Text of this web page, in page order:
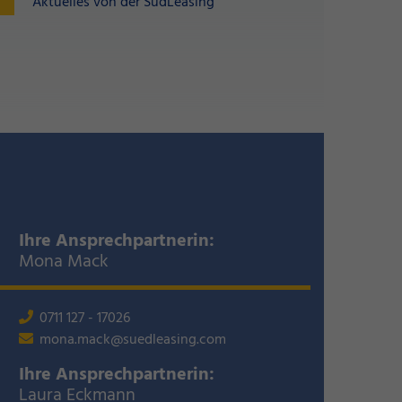
Ihre Ansprechpartnerin:
Mona Mack
0711 127 - 17026
mona.mack@suedleasing.com
Ihre Ansprechpartnerin:
Laura Eckmann